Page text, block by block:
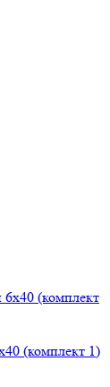
(комплект 1)